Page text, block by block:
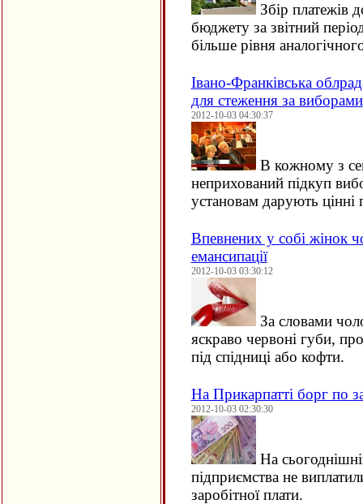
Збір платежів
бюджету за звітний
більше рівня
Івано-Франківська
для стеження за виборами
2012-10-03 04:30:37
В кожному з
неприхований підкуп
установам дарують
Впевнених у собі жінок
емансипації
2012-10-03 03:30:12
За словами
яскраво червоні губи,
під спідниці або кофти.
На Прикарпатті борг по
2012-10-03 02:30:30
На
підприємства не
заробітної плати.